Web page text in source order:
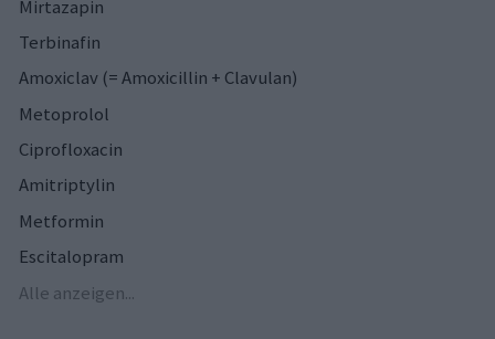
Mirtazapin
Terbinafin
Amoxiclav (= Amoxicillin + Clavulan)
Metoprolol
Ciprofloxacin
Amitriptylin
Metformin
Escitalopram
Alle anzeigen...